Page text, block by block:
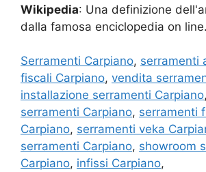
Wikipedia: Una definizione
dalla famosa enciclopedia on line.
Serramenti Carpiano, serramenti
fiscali Carpiano, vendita
installazione serramenti Carpiano,
serramenti Carpiano, serramenti
Carpiano, serramenti veka
serramenti Carpiano, showroom
Carpiano, infissi Carpiano,